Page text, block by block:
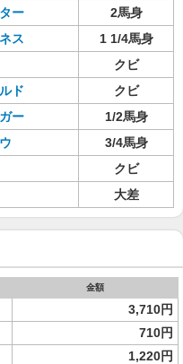
ー
2馬身
ス
1 1/4馬身
クビ
ド
クビ
ー
1/2馬身
3/4馬身
クビ
大差
金額
3,710円
710円
1,220円